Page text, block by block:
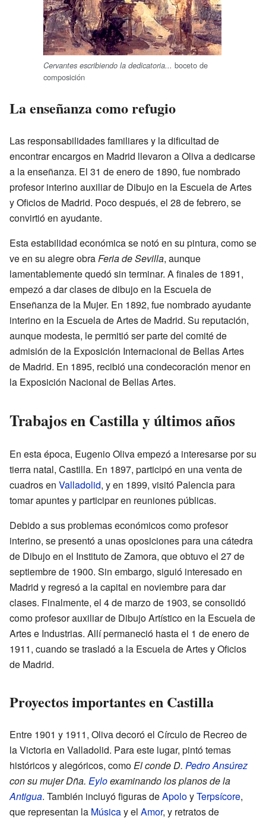
Cervantes escribiendo la dedicatoria... boceto de
composición
La enseñanza como refugio
Las responsabilidades familiares y la dificultad de
encontrar encargos en Madrid llevaron a Oliva a dedicarse
a la enseñanza. El 31 de enero de 1890, fue nombrado
profesor interino auxiliar de Dibujo en la Escuela de Artes
y Oficios de Madrid. Poco después, el 28 de febrero, se
convirtió en ayudante.
Esta estabilidad económica se notó en su pintura, como se
ve en su alegre obraFeria de Sevilla, aunque
lamentablemente quedó sin terminar. A finales de 1891,
empezó a dar clases de dibujo en la Escuela de
Enseñanza de la Mujer. En 1892, fue nombrado ayudante
interino en la Escuela de Artes de Madrid. Su reputación,
aunque modesta, le permitió ser parte del comité de
admisión de la Exposición Internacional de Bellas Artes
de Madrid. En 1895, recibió una condecoración menor en
la Exposición Nacional de Bellas Artes.
Trabajos en Castilla y últimos años
En esta época, Eugenio Oliva empezó a interesarse por su
tierra natal, Castilla. En 1897, participó en una venta de
cuadros en Valladolid, y en 1899, visitó Palencia para
tomar apuntes y participar en reuniones públicas.
Debido a sus problemas económicos como profesor
interino, se presentó a unas oposiciones para una cátedra
de Dibujo en el Instituto de Zamora, que obtuvo el 27 de
septiembre de 1900. Sin embargo, siguió interesado en
Madrid y regresó a la capital en noviembre para dar
clases. Finalmente, el 4 de marzo de 1903, se consolidó
como profesor auxiliar de Dibujo Artístico en la Escuela de
Artes e Industrias. Allí permaneció hasta el 1 de enero de
1911, cuando se trasladó a la Escuela de Artes y Oficios
de Madrid.
Proyectos importantes en Castilla
Entre 1901 y 1911, Oliva decoró el Círculo de Recreo de
la Victoria en Valladolid. Para este lugar, pintó temas
históricos y alegóricos, comoEl conde D. Pedro Ansúrez
con su mujer Dña. Eyloexaminando los planos de la
Antigua. También incluyó figuras deApoloyTerpsícore,
que representan la Músicay el Amor, y retratos de